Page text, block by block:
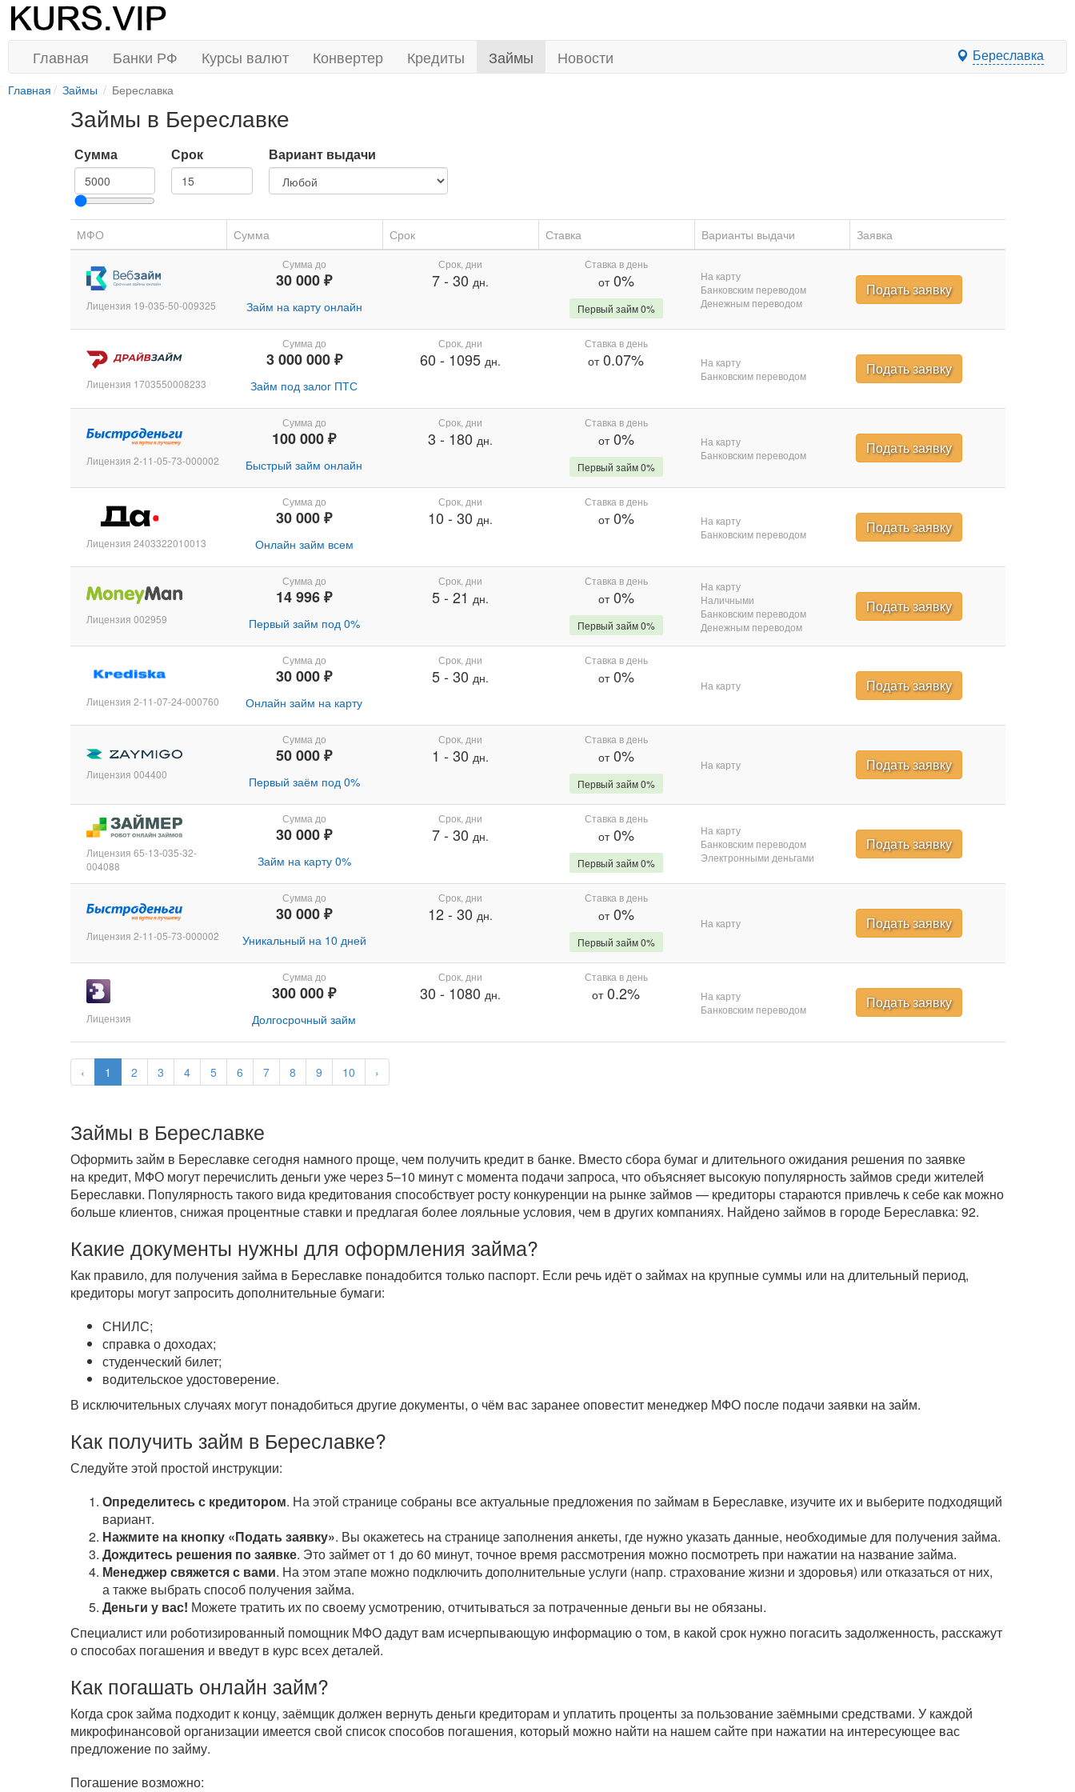
Главная Банки РФ Курсы валют Конвертер Кредиты Займы Новости Береславка
Главная Займы Береславка
Займы в Береславке
Сумма Срок Вариант выдачи
МФО Сумма Срок Ставка Варианты выдачи Заявка
‹ 1 2 3 4 5 6 7 8 9 10 ›
Лицензия 19-035-50-009325
Сумма до
30 000 ₽
Займ на карту онлайн
Срок, дни
7- 30 дн.
Ставка в день
от0%
Первый займ 0%
На карту
Банковским переводом
Денежным переводом
Подать заявку
Лицензия 1703550008233
Сумма до
3 000 000 ₽
Займ под залог ПТС
Срок, дни
60 - 1095 дн.
Ставка в день
от0.07%
На карту
Банковским переводом
Подать заявку
Лицензия 2-11-05-73-000002
Сумма до
100 000 ₽
Быстрый займ онлайн
Срок, дни
3 - 180 дн.
Ставка в день
от0%
Первый займ 0%
На карту
Банковским переводом
Подать заявку
Лицензия 2403322010013
Сумма до
30 000 ₽
Онлайн займ всем
Срок, дни
10 - 30 дн.
Ставка в день
от0%
На карту
Банковским переводом
Подать заявку
Лицензия 002959
Сумма до
14 996 ₽
Первый займ под 0%
Срок, дни
5- 21 дн.
Ставка в день
от0%
Первый займ 0%
На карту
Наличными
Банковским переводом
Денежным переводом
Подать заявку
Лицензия 2-11-07-24-000760
Сумма до
30 000 ₽
Онлайн займ на карту
Срок, дни
5- 30 дн.
Ставка в день
от0% На карту Подать заявку
Лицензия 004400
Сумма до
50 000 ₽
Первый заём под 0%
Срок, дни
1 - 30 дн.
Ставка в день
от0%
Первый займ 0%
На карту Подать заявку
Лицензия 65-13-035-32-
004088
Сумма до
30 000 ₽
Займ на карту 0%
Срок, дни
7- 30 дн.
Ставка в день
от0%
Первый займ 0%
На карту
Банковским переводом
Электронными деньгами
Подать заявку
Лицензия 2-11-05-73-000002
Сумма до
30 000 ₽
Уникальный на 10 дней
Срок, дни
12- 30 дн.
Ставка в день
от0%
Первый займ 0%
На карту Подать заявку
Лицензия
Сумма до
300 000 ₽
Долгосрочный займ
Срок, дни
30 - 1080 дн.
Ставка в день
от0.2%
На карту
Банковским переводом
Подать заявку
Займы в Береславке
Оформить займ в Береславке сегодня намного проще, чем получить кредит в банке. Вместо сбора бумаг и длительного ожидания решения по заявке
на кредит, МФО могут перечислить деньги уже через 5–10 минут с момента подачи запроса, что объясняет высокую популярность займов среди жителей
Береславки. Популярность такого вида кредитования способствует росту конкуренции на рынке займов — кредиторы стараются привлечь к себе как можно
больше клиентов, снижая процентные ставки и предлагая более лояльные условия, чем в других компаниях. Найдено займов в городе Береславка: 92.
Какие документы нужны для оформления займа?
Как правило, для получения займа в Береславке понадобится только паспорт. Если речь идёт о займах на крупные суммы или на длительный период,
кредиторы могут запросить дополнительные бумаги:
СНИЛС;
справка о доходах;
студенческий билет;
водительское удостоверение.
В исключительных случаях могут понадобиться другие документы, о чём вас заранее оповестит менеджер МФО после подачи заявки на займ.
Как получить займ в Береславке?
Следуйте этой простой инструкции:
Определитесь с кредитором. На этой странице собраны все актуальные предложения по займам в Береславке, изучите их и выберите подходящий
вариант.
Нажмите на кнопку «Подать заявку». Вы окажетесь на странице заполнения анкеты, где нужно указать данные, необходимые для получения займа.
Дождитесь решения по заявке. Это займет от 1 до 60 минут, точное время рассмотрения можно посмотреть при нажатии на название займа.
Менеджер свяжется с вами. На этом этапе можно подключить дополнительные услуги (напр. страхование жизни и здоровья) или отказаться от них,
а также выбрать способ получения займа.
Деньги у вас! Можете тратить их по своему усмотрению, отчитываться за потраченные деньги вы не обязаны.
Специалист или роботизированный помощник МФО дадут вам исчерпывающую информацию о том, в какой срок нужно погасить задолженность, расскажут
о способах погашения и введут в курс всех деталей.
Как погашать онлайн займ?
Когда срок займа подходит к концу, заёмщик должен вернуть деньги кредиторам и уплатить проценты за пользование заёмными средствами. У каждой
микрофинансовой организации имеется свой список способов погашения, который можно найти на нашем сайте при нажатии на интересующее вас
предложение по займу.
Погашение возможно: